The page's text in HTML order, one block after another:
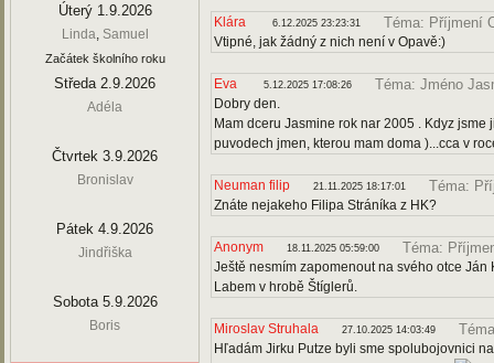
Úterý 1.9.2026
Linda, Samuel
Začátek školního roku
Středa 2.9.2026
Adéla
Čtvrtek 3.9.2026
Bronislav
Pátek 4.9.2026
Jindřiška
Sobota 5.9.2026
Boris
Klára 6.12.2025 23:23:31 Téma: Příjmení
Vtipné, jak žádný z nich není v Opavě:)
Eva 5.12.2025 17:08:26 Téma: Jméno
Dobry den.
Mam dceru Jasmine rok nar 2005 . Kdyz
puvodech jmen, kterou mam doma )...cca v
Neuman filip 21.11.2025 18:17:01 Téma:
Znáte nejakeho Filipa Stráníka z HK?
Anonym 18.11.2025 05:59:00 Téma:
Ještě nesmím zapomenout na svého otce
Labem v hrobě Štíglerů.
Miroslav Struhala 27.10.2025 14:03:49
Hľadám Jirku Putze byli sme spolubojovnici